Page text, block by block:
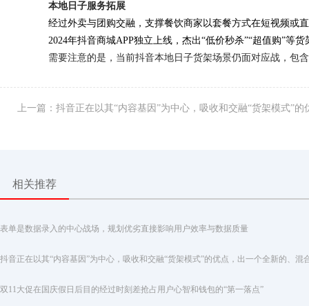
本地日子服务拓展
经过外卖与团购交融，支撑餐饮商家以套餐方式在短视频或
2024年抖音商城APP独立上线，杰出“低价秒杀”“超值购”等
需要注意的是，当前抖音本地日子货架场景仍面对应战，包
上一篇：抖音正在以其“内容基因”为中心，吸收和交融“货架模式”
相关推荐
表单是数据录入的中心战场，规划优劣直接影响用户效率与数据质量
双11大促在国庆假日后目的经过时刻差抢占用户心智和钱包的“第一落点”